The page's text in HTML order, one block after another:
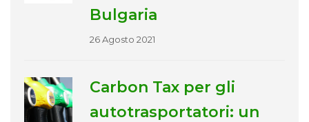
Bulgaria
26 Agosto 2021
Carbon Tax per gli
autotrasportatori: un